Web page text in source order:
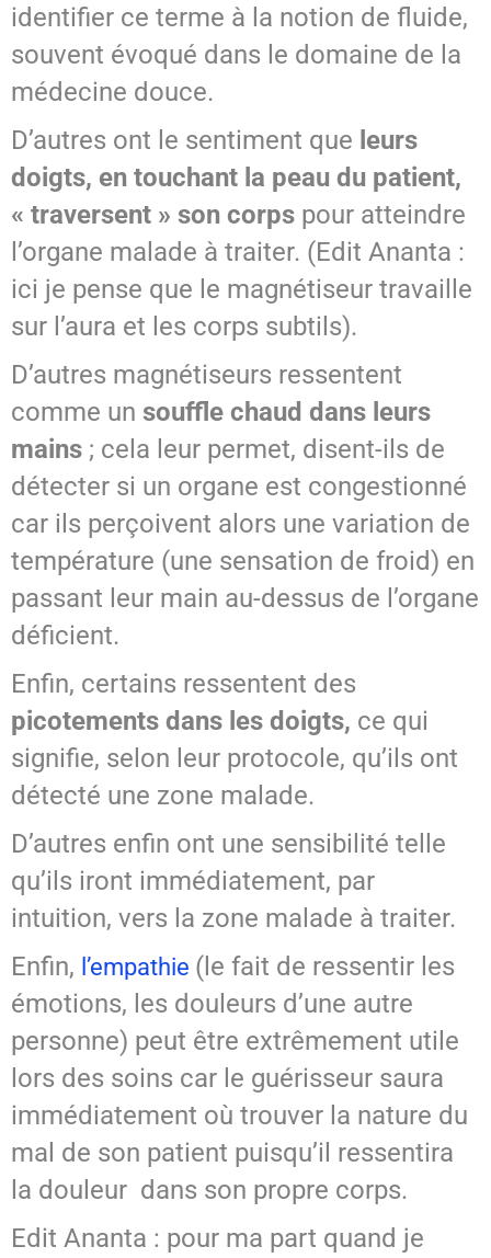
identifier ce terme à la notion de fluide,
souvent évoqué dans le domaine de la
médecine douce.
D’autres ont le sentiment que leurs
doigts, en touchant la peau du patient,
« traversent » son corps pour atteindre
l’organe malade à traiter. (Edit Ananta :
ici je pense que le magnétiseur travaille
sur l’aura et les corps subtils).
D’autres magnétiseurs ressentent
comme un souffle chaud dans leurs
mains ; cela leur permet, disent-ils de
détecter si un organe est congestionné
car ils perçoivent alors une variation de
température (une sensation de froid) en
passant leur main au-dessus de l’organe
déficient.
Enfin, certains ressentent des
picotements dans les doigts, ce qui
signifie, selon leur protocole, qu’ils ont
détecté une zone malade.
D’autres enfin ont une sensibilité telle
qu’ils iront immédiatement, par
intuition, vers la zone malade à traiter.
Enfin, l’empathie (le fait de ressentir les
émotions, les douleurs d’une autre
personne) peut être extrêmement utile
lors des soins car le guérisseur saura
immédiatement où trouver la nature du
mal de son patient puisqu’il ressentira
la douleur dans son propre corps.
Edit Ananta : pour ma part quand je